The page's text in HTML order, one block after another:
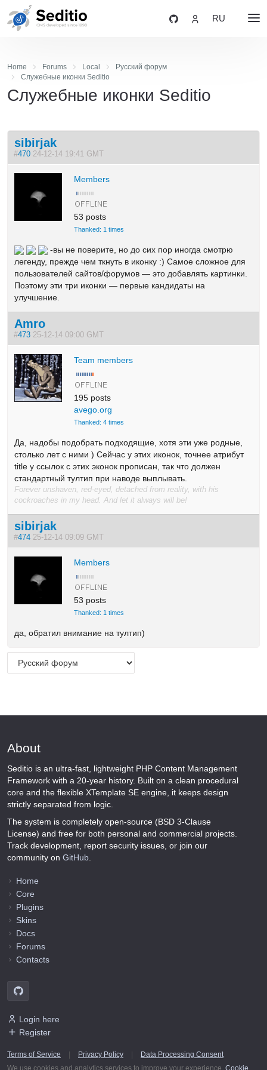
RU
Home Forums Local
Русский форум
Служебные иконки Seditio
Служебные иконки Seditio
sibirjak
#470 24-12-14 19:41 GMT
Members
53 posts
Thanked: 1 times
-вы не поверите, но до сих пор иногда смотрю
легенду, прежде чем ткнуть в иконку :) Самое сложное для
пользователей сайтов/форумов — это добавлять картинки.
Поэтому эти три иконки — первые кандидаты на
улучшение.
Amro
#473 25-12-14 09:00 GMT
Team members
195 posts
avego.org
Thanked: 4 times
Да, надобы подобрать подходящие, хотя эти уже родные,
столько лет с ними ) Сейчас у этих иконок, точнее атрибут
title у ссылок с этих эконок прописан, так что должен
стандартный тултип при наводе выплывать.
Forever unshaven, red-eyed, detached from reality, with his
cockroaches in my head. And let it always will be!
sibirjak
#474 25-12-14 09:09 GMT
Members
53 posts
Thanked: 1 times
да, обратил внимание на тултип)
About
Seditio is an ultra-fast, lightweight PHP Content Management
Framework with a 20-year history. Built on a clean procedural
core and the flexible XTemplate SE engine, it keeps design
strictly separated from logic.
The system is completely open-source (BSD 3-Clause
License) and free for both personal and commercial projects.
Track development, report security issues, or join our
community on GitHub
Home
Core
Plugins
Skins
Docs
Forums
Contacts
Login here
Register
Terms of Service Privacy Policy
Data Processing Consent
We use cookies and analytics services to improve your experience. Cookie